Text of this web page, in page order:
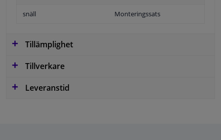
snäll Monteringssats
Tillämplighet
Tillverkare
Leveranstid